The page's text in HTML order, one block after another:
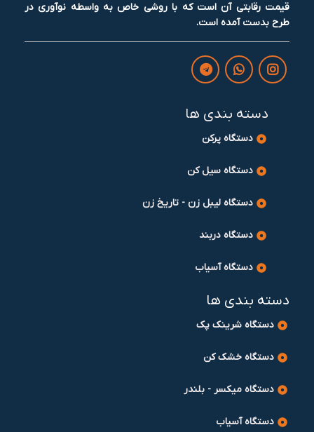
قیمت رقابتی آن است که با روشی خاص به واسطه نوآوری در
طرح بدست آمده است.
دسته بندی ها
دستگاه پرکن
دستگاه سیل کن
دستگاه لیبل زن - تاریخ زن
دستگاه دربند
دستگاه آسیاب
دسته بندی ها
دستگاه شرینک پک
دستگاه خشک کن
دستگاه میکسر - بلندر
دستگاه آسیاب